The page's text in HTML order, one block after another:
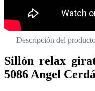
Descripción del
Sillón relax
5086 Angel